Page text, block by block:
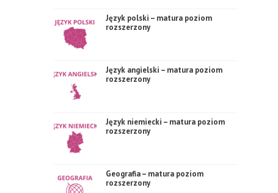
Język polski – matura poziom
rozszerzony
Język angielski – matura poziom
rozszerzony
Język niemiecki – matura poziom
rozszerzony
Geografia – matura poziom
rozszerzony